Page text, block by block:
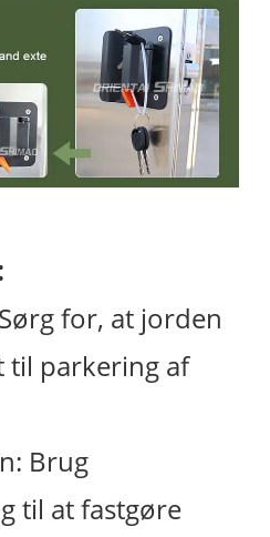
for, at jorden
til parkering af
Brug
til at fastgøre